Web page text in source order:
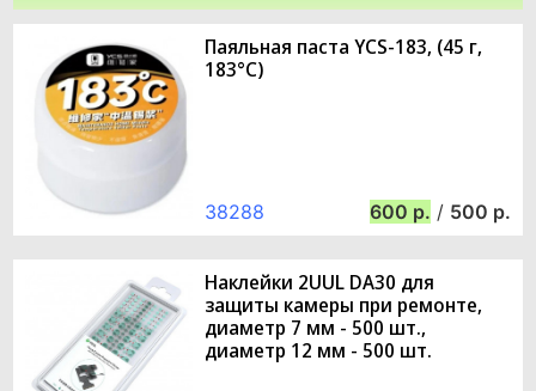
Паяльная паста YCS-183, (45 г,
183°C)
38288 600 / 500
Наклейки 2UUL DA30 для
защиты камеры при ремонте,
диаметр 7 мм - 500 шт.,
диаметр 12 мм - 500 шт.